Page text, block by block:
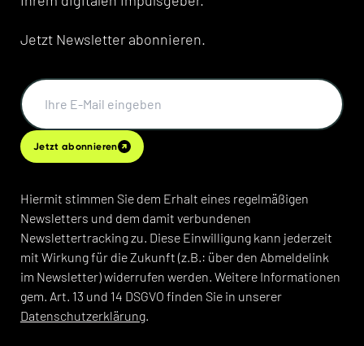
Jetzt Newsletter abonnieren.
Jetzt abonnieren
Hiermit stimmen Sie dem Erhalt eines regelmäßigen
Newsletters und dem damit verbundenen
Newslettertracking zu. Diese Einwilligung kann jederzeit
mit Wirkung für die Zukunft (z.B.: über den Abmeldelink
im Newsletter) widerrufen werden. Weitere Informationen
gem. Art. 13 und 14 DSGVO finden Sie in unserer
Datenschutzerklärung.